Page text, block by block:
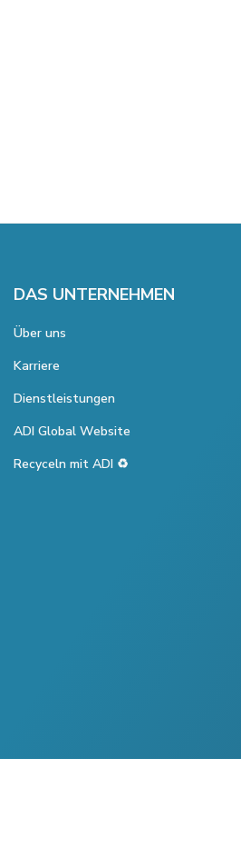
DAS UNTERNEHMEN
Über uns
Karriere
Dienstleistungen
ADI Global Website
Recyceln mit ADI ♻️